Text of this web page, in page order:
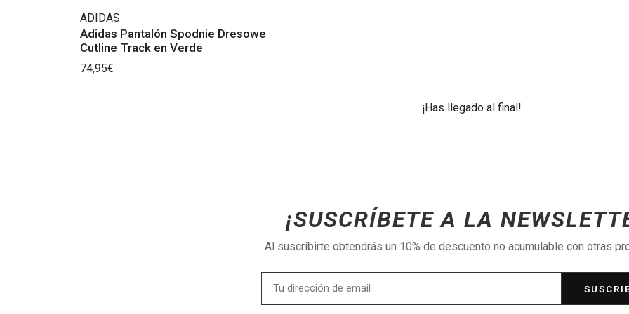
ADIDAS
Adidas Pantalón Spodnie Dresowe
Cutline Track en Verde
74,95€
¡Has llegado al final!
¡SUSCRÍBETE A LA
Al suscribirte obtendrás un 10% de descuento no acumulable con otras